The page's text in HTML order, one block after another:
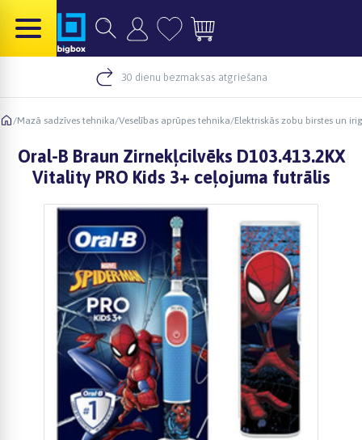
30 dienu bezmaksas atgriešana
/Mazā sadzīves tehnika/Veselības aprūpes tehnika/Elektriskās zobu birstes un
Oral-B Braun Zirnekļcilvēks D103.413.2KX
Vitality PRO Kids 3+ ceļojuma futrālis